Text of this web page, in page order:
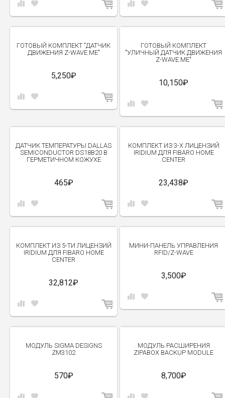
ГОТОВЫЙ КОМПЛЕКТ "ДАТЧИК
ДВИЖЕНИЯ Z-WAVE.ME"
5,250₽
ГОТОВЫЙ КОМПЛЕКТ
"УЛИЧНЫЙ ДАТЧИК ДВИЖЕНИЯ
Z-WAVE.ME"
10,150₽
ДАТЧИК ТЕМПЕРАТУРЫ DALLAS
SEMICONDUCTOR DS18B20 В
ГЕРМЕТИЧНОМ КОЖУХЕ
465₽
КОМПЛЕКТ ИЗ 3-Х ЛИЦЕНЗИЙ
IRIDIUM ДЛЯ FIBARO HOME
CENTER
23,438₽
КОМПЛЕКТ ИЗ 5-ТИ ЛИЦЕНЗИЙ
IRIDIUM ДЛЯ FIBARO HOME
CENTER
32,812₽
МИНИ-ПАНЕЛЬ УПРАВЛЕНИЯ
RFID/Z-WAVE
3,500₽
МОДУЛЬ SIGMA DESIGNS
ZM3102
570₽
МОДУЛЬ РАСШИРЕНИЯ
ZIPABOX BACKUP MODULE
8,700₽